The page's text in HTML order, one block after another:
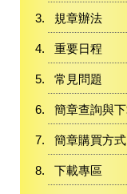
規章辦法
重要日程
常見問題
簡章查詢與
簡章購買方式
下載專區